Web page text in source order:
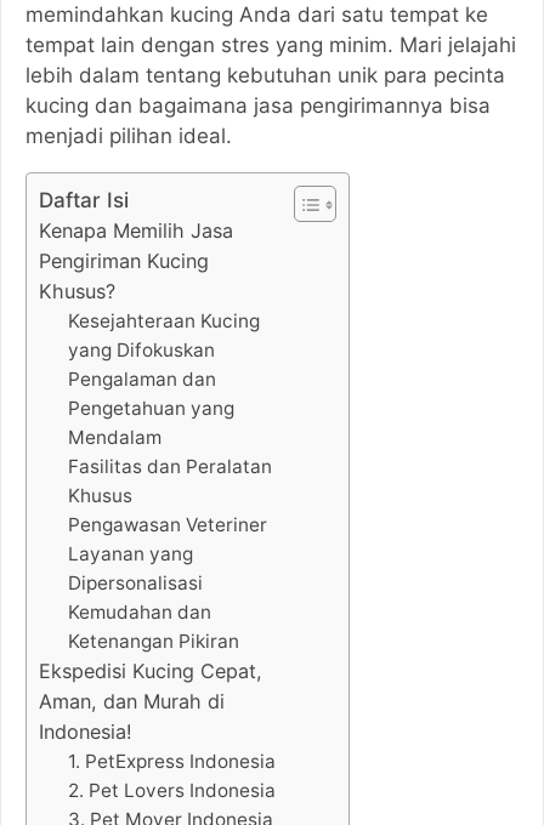
memindahkan kucing Anda dari satu tempat ke
tempat lain dengan stres yang minim. Mari jelajahi
lebih dalam tentang kebutuhan unik para pecinta
kucing dan bagaimana jasa pengirimannya bisa
menjadi pilihan ideal.
Daftar Isi
Kenapa Memilih Jasa
Pengiriman Kucing
Khusus?
Kesejahteraan Kucing
yang Difokuskan
Pengalaman dan
Pengetahuan yang
Mendalam
Fasilitas dan Peralatan
Khusus
Pengawasan Veteriner
Layanan yang
Dipersonalisasi
Kemudahan dan
Ketenangan Pikiran
Ekspedisi Kucing Cepat,
Aman, dan Murah di
Indonesia!
1. PetExpress Indonesia
2. Pet Lovers Indonesia
3. Pet Mover Indonesia